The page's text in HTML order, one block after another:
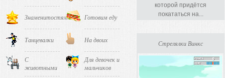
которой придётся
покататься на...
Стрелялки Винкс
Знаменитостями
Танцевалки
С
животными
Готовим еду
На двоих
Для девочек и
мальчиков